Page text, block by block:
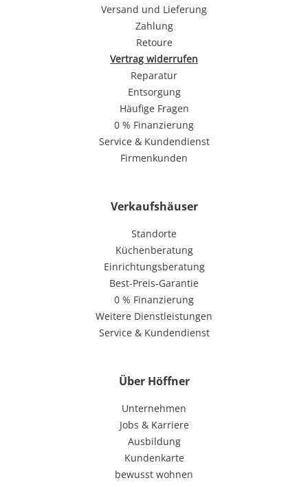
Versand und Lieferung
Zahlung
Retoure
Vertrag widerrufen
Reparatur
Entsorgung
Häufige Fragen
0 % Finanzierung
Service & Kundendienst
Firmenkunden
Verkaufshäuser
Standorte
Küchenberatung
Einrichtungsberatung
Best-Preis-Garantie
0 % Finanzierung
Weitere Dienstleistungen
Service & Kundendienst
Über Höffner
Unternehmen
Jobs & Karriere
Ausbildung
Kundenkarte
bewusst wohnen